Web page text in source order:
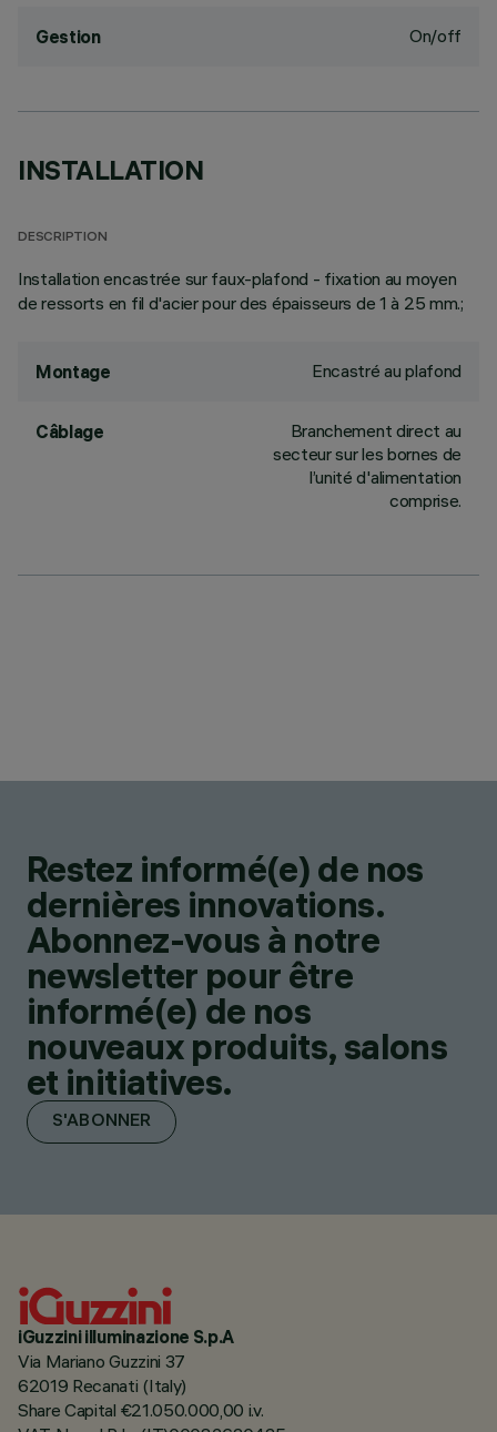
Gestion On/off
INSTALLATION
DESCRIPTION
Installation encastrée sur faux-plafond - fixation au moyen
de ressorts en fil d'acier pour des épaisseurs de 1 à 25 mm.;
Montage Encastré au plafond
Câblage
Branchement direct au
secteur sur les bornes de
l’unité d'alimentation
comprise.
Restez informé(e) de nos
dernières innovations.
Abonnez-vous à notre
newsletter pour être
informé(e) de nos
nouveaux produits, salons
et initiatives.
S'ABONNER
iGuzzini illuminazione S.p.A
Via Mariano Guzzini 37
62019 Recanati (Italy)
Share Capital €21.050.000,00 i.v.